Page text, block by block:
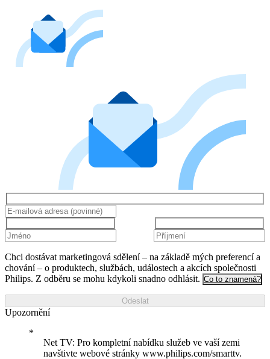
Chci dostávat marketingová sdělení – na základě mých preferencí a
chování – o produktech, službách, událostech a akcích společnosti
Philips. Z odběru se mohu kdykoli snadno odhlásit. Co to znamená?
Odeslat
Upozornění
Net TV: Pro kompletní nabídku služeb ve vaší zemi
navštivte webové stránky www.philips.com/smarttv.